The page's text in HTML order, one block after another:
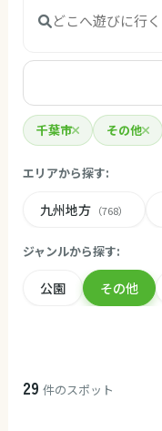
千葉市 その他
エリアから探す:
九州地方 （768）
ジャンルから探す:
公園 その他
29 件のスポット